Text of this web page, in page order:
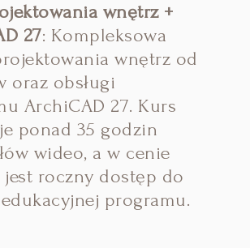
wnętrz +
27: Kompleksowa
wnętrz od
oraz obsługi
ArchiCAD 27. Kurs
ponad 35 godzin
wideo, a w cenie
jest roczny dostęp do
programu.